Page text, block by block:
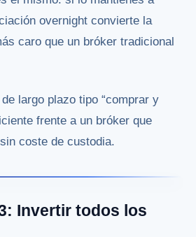
overnight convierte la
caro que un bróker tradicional
largo plazo tipo “comprar y
frente a un bróker que
coste de custodia.
Invertir todos los